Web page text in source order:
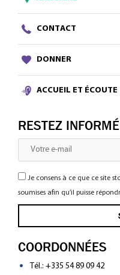
CONTACT
DONNER
ACCUEIL ET ÉCOUTE
RESTEZ INFORMÉ
Je consens à ce que ce site
soumises afin qu’il puisse
COORDONNÉES
Tél.: +335 54 89 09 42